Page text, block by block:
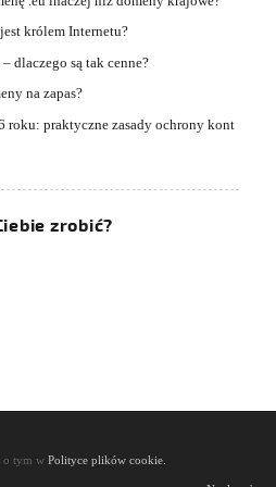
królem Internetu?
dlaczego są tak cenne?
na zapas?
roku: praktyczne zasady ochrony kont
zrobić?
o tym w Polityce plików cookie.